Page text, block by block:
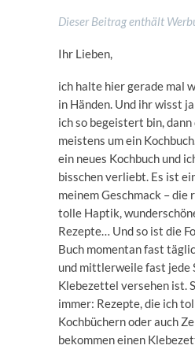
Dieser Beitrag enthält
Ihr Lieben,
ich halte hier gerade mal
in Händen. Und ihr wisst
ich so begeistert bin,
meistens um ein
ein neues Kochbuch und
bisschen verliebt. Es ist
meinem Geschmack – die
tolle Haptik,
Rezepte… Und so ist die
Buch momentan fast
und mittlerweile fast jede
Klebezettel versehen ist.
immer: Rezepte, die ich
Kochbüchern oder auch
bekommen einen